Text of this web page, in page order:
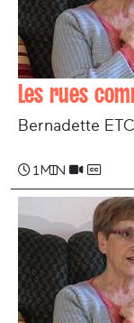
Les rues
Bernadette
1 min